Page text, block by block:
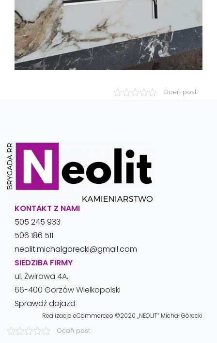
Oceń post
KONTAKT Z NAMI
505 245 933
506 186 511
neolit.michalgorecki@gmail.com
SIEDZIBA FIRMY
ul. Żwirowa 4A,
66-400 Gorzów Wielkopolski
Sprawdź dojazd
Realizacja eCommerceo ©2020 „NEOLIT” Michał Górecki
Oceń post